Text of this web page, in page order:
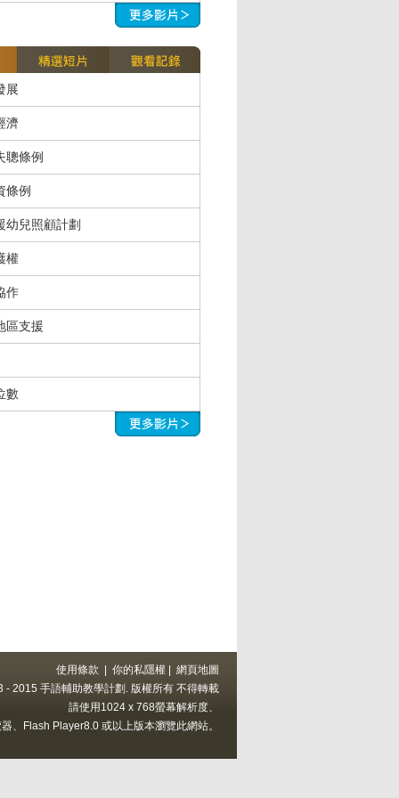
展
濟
聰條例
條例
幼兒照顧計劃
權
作
區支援
數
使用條款 你的私隱權
網頁地圖
2015 手語輔助教學計劃. 版權所有 不得轉載
請使用1024 x 768螢幕解析度、
、Flash Player8.0 或以上版本瀏覽此網站。